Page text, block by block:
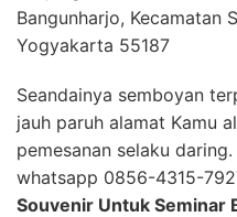
Bangunharjo, Kecamatan
Yogyakarta 55187
Seandainya semboyan
jauh paruh alamat Kamu
pemesanan selaku
whatsapp 0856-4315-
Souvenir Untuk Seminar